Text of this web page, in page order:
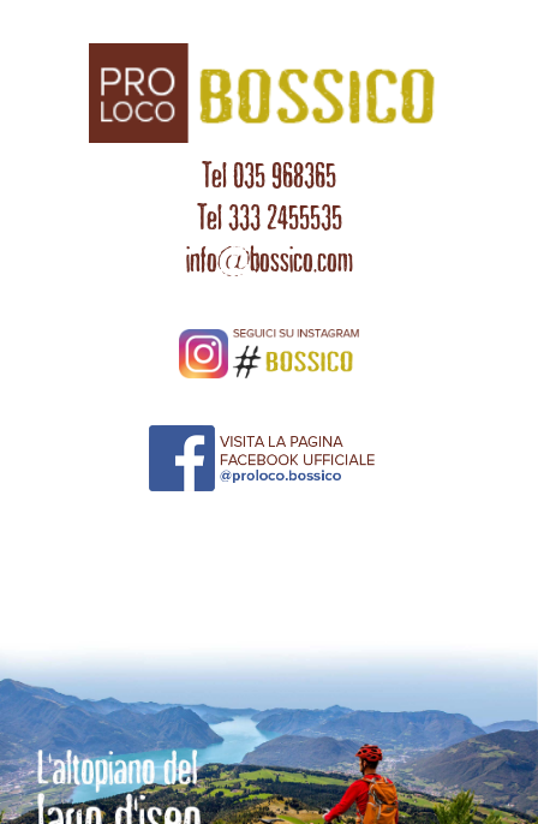
Tel 035 968365
Tel 333 2455535
info@bossico.com